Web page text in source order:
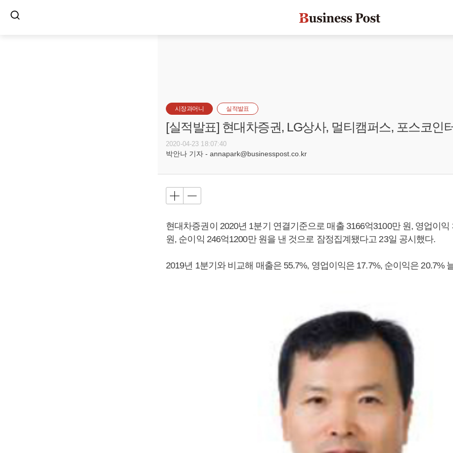
시장과머니 실적발표
[실적발표] 현대차증권, LG상사, 멀티캠퍼스, 포스코인
2020-04-23 18:07:40
박안나 기자 - annapark@businesspost.co.kr
현대차증권이 2020년 1분기 연결기준으로 매출 3166억3100만 원, 영업이익
원, 순이익 246억1200만 원을 낸 것으로 잠정집계됐다고 23일 공시했다.
2019년 1분기와 비교해 매출은 55.7%, 영업이익은 17.7%, 순이익은 20.7%